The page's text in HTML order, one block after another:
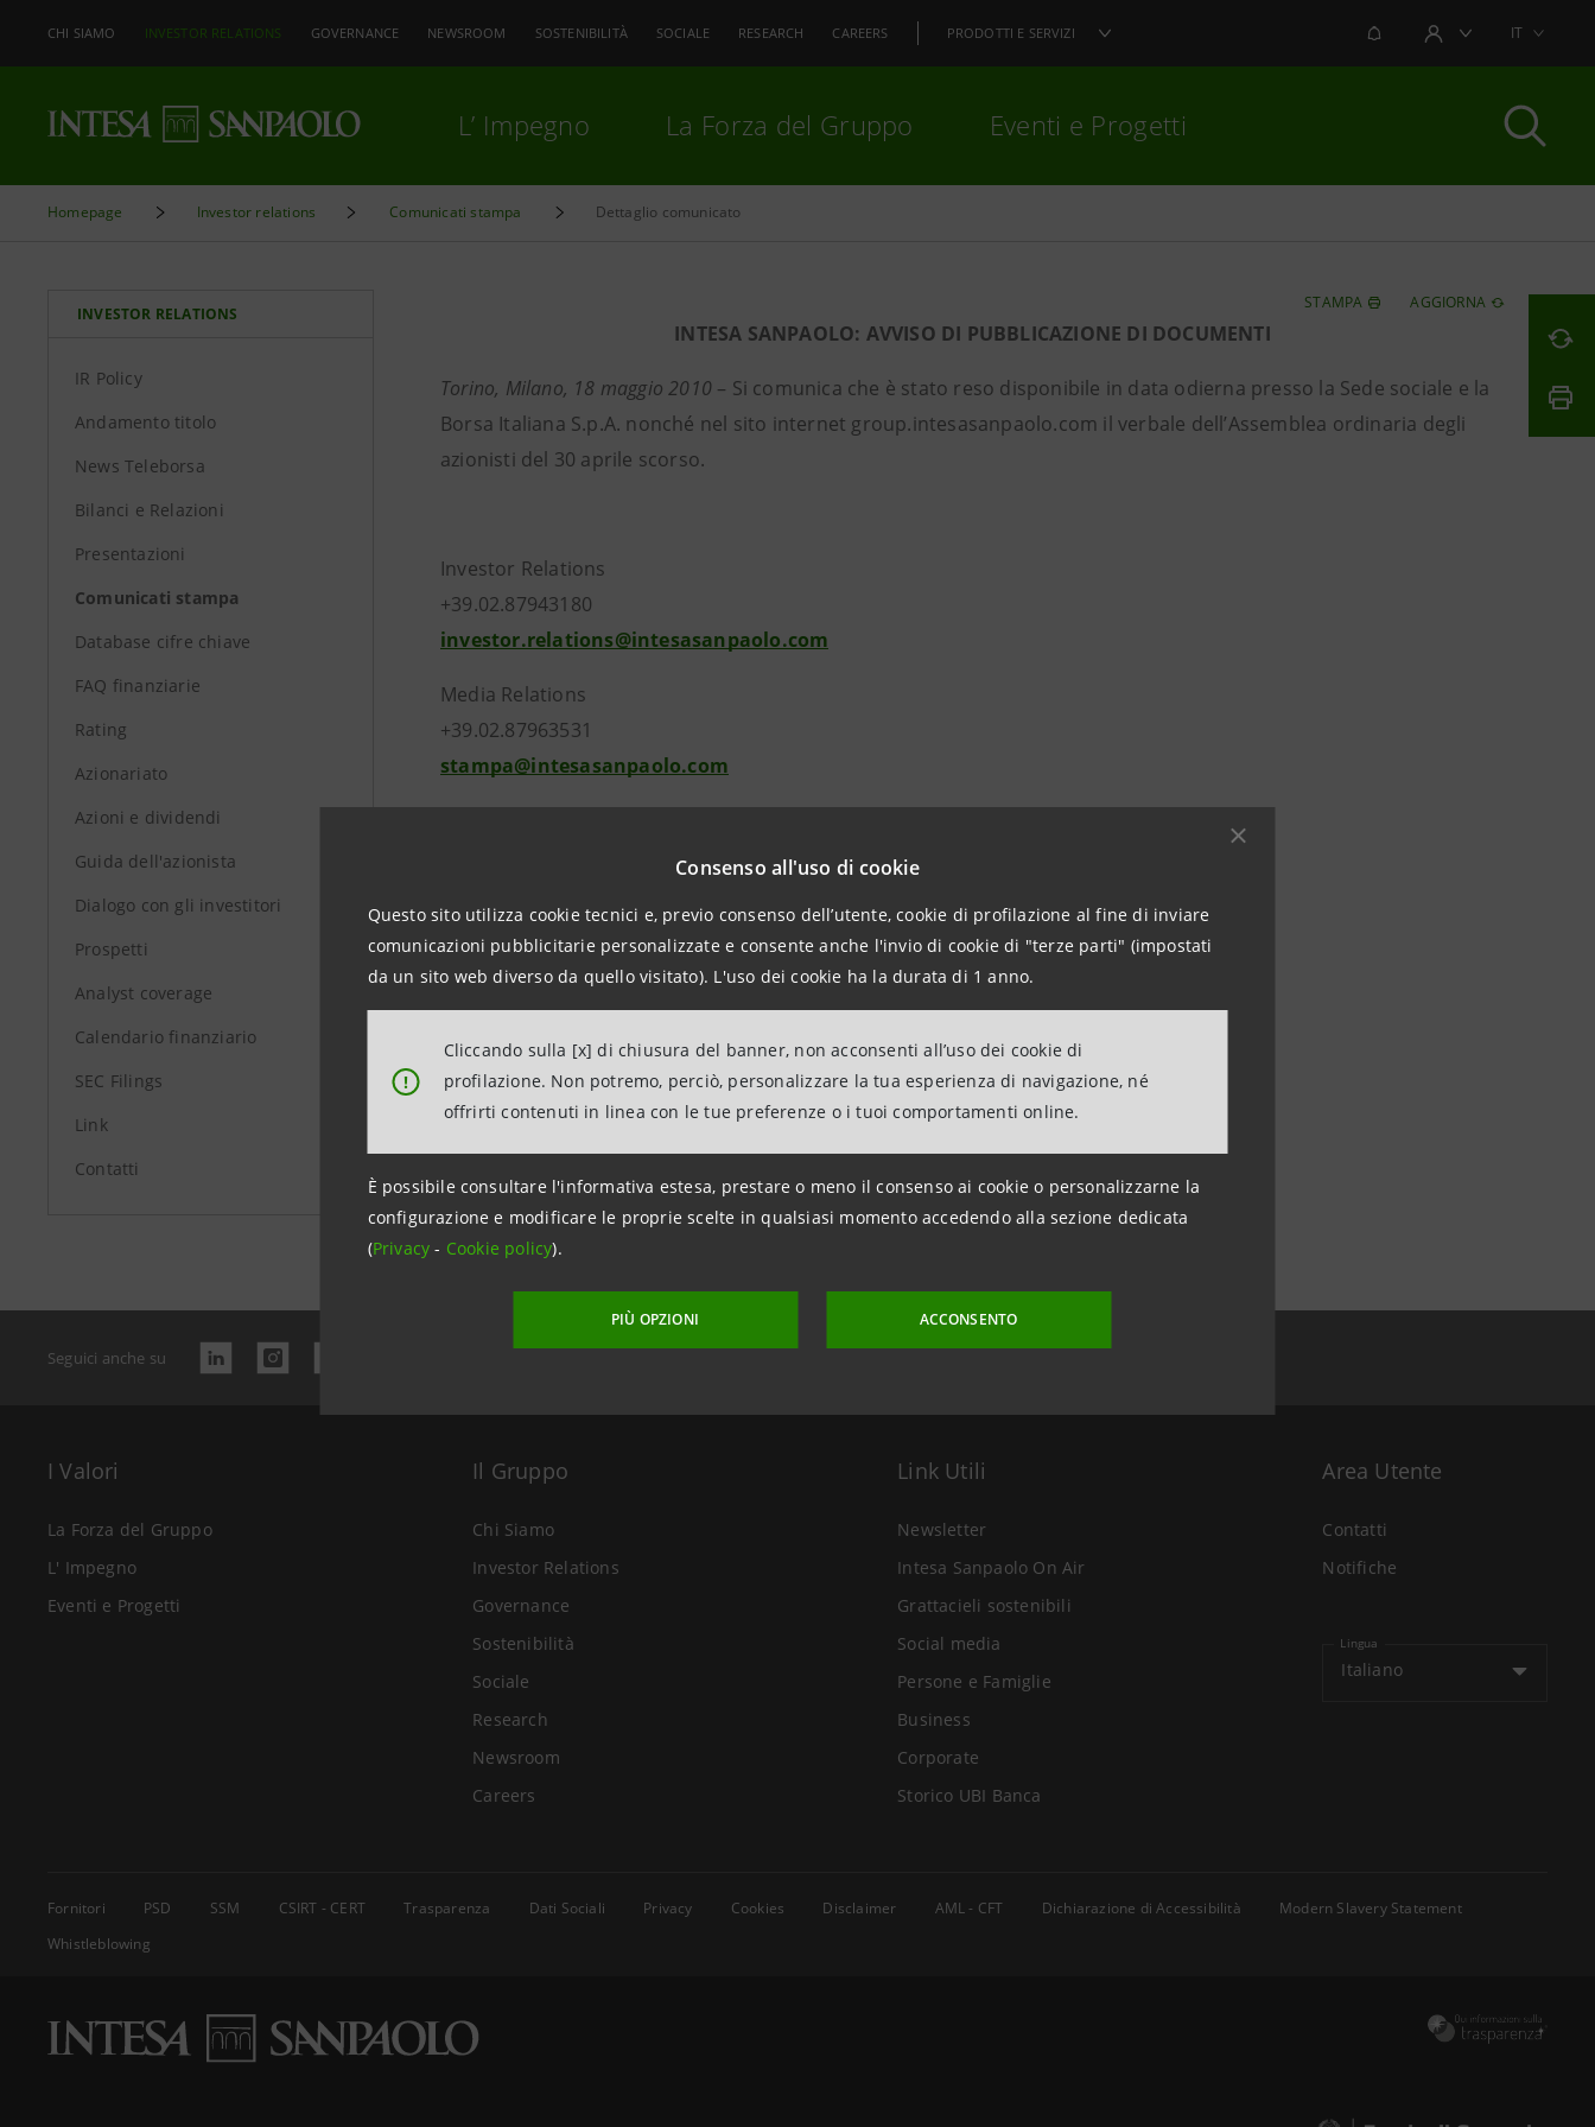
Consenso all'uso di cookie
Questo sito utilizza cookie tecnici e, previo consenso dell’utente, cookie di profilazione al fine di inviare
comunicazioni pubblicitarie personalizzate e consente anche l'invio di cookie di "terze parti" (impostati
da un sito web diverso da quello visitato). L'uso dei cookie ha la durata di 1 anno.
!
Cliccando sulla [x] di chiusura del banner, non acconsenti all’uso dei cookie di
profilazione. Non potremo, perciò, personalizzare la tua esperienza di navigazione, né
offrirti contenuti in linea con le tue preferenze o i tuoi comportamenti online.
È possibile consultare l'informativa estesa, prestare o meno il consenso ai cookie o personalizzarne la
configurazione e modificare le proprie scelte in qualsiasi momento accedendo alla sezione dedicata
(Privacy- Cookie policy).
PIÙ OPZIONI ACCONSENTO
CHI SIAMO INVESTOR RELATIONS GOVERNANCE NEWSROOM SOSTENIBILITÀ SOCIALE RESEARCH CAREERS PRODOTTI E SERVIZI NOTIFICHEAREA UTENTEIT
L’ Impegno La Forza del Gruppo Eventi e Progetti
Homepage Investor relations Comunicati stampa Dettaglio comunicato
INVESTOR RELATIONS
IR Policy
Andamento titolo
News Teleborsa
Bilanci e Relazioni
Presentazioni
Comunicati stampa
Database cifre chiave
FAQ finanziarie
Rating
Azionariato
Azioni e dividendi
Guida dell'azionista
Dialogo con gli investitori
Prospetti
Analyst coverage
Calendario finanziario
SEC Filings
Link
Contatti
STAMPA AGGIORNA
INTESA SANPAOLO: AVVISO DI PUBBLICAZIONE DI DOCUMENTI
Torino, Milano, 18 maggio 2010 – Si comunica che è stato reso disponibile in data odierna presso la Sede sociale e la
Borsa Italiana S.p.A. nonché nel sito internet group.intesasanpaolo.com il verbale dell’Assemblea ordinaria degli
azionisti del 30 aprile scorso.
Investor Relations
+39.02.87943180
investor.relations@intesasanpaolo.com
Media Relations
+39.02.87963531
stampa@intesasanpaolo.com
group.intesasanpaolo.com
Data ultimo aggiornamento 18 maggio 2010 alle ore 18:42
Seguici anche su
I Valori
La Forza del Gruppo
L' Impegno
Eventi e Progetti
Il Gruppo
Chi Siamo
Investor Relations
Governance
Sostenibilità
Sociale
Research
Newsroom
Careers
Link Utili
Newsletter
Intesa Sanpaolo On Air
Grattacieli sostenibili
Social media
Persone e Famiglie
Business
Corporate
Storico UBI Banca
Area Utente
Contatti
Notifiche
Lingua
Italiano
Fornitori PSD SSM CSIRT - CERT Trasparenza Dati Sociali Privacy Cookies Disclaimer AML - CFT Dichiarazione di Accessibilità
Modern Slavery Statement
Whistleblowing